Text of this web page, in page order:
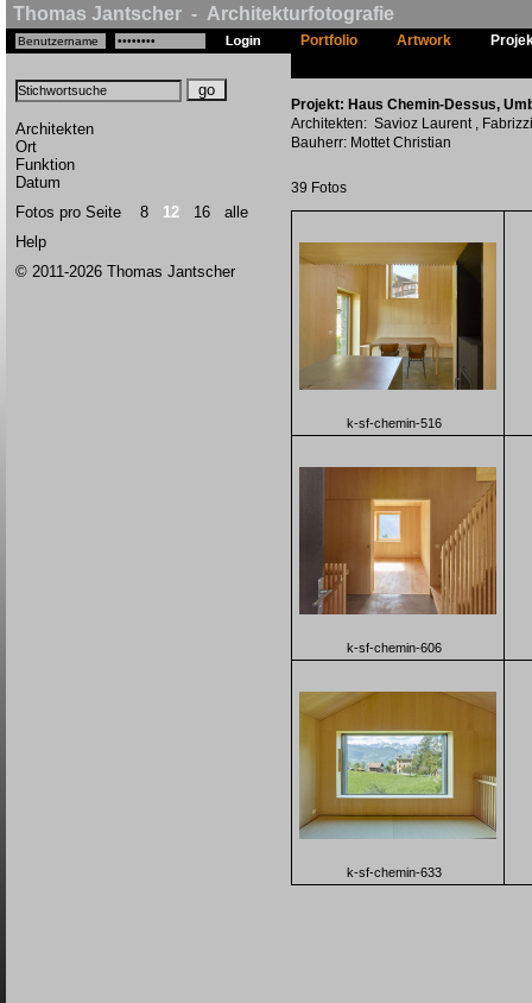
Thomas Jantscher - Architekturfotografie
Architekten
Ort
Funktion
Datum
Fotos pro Seite 8 12 16
alle
Help
© 2011-2026 Thomas Jantscher
Portfolio Artwork
Projekt: Haus Chemin-Dessus,
Architekten: Savioz Laurent ,
Bauherr: Mottet Christian
39 Fotos
k-sf-chemin-516
k-sf-chemin-606
k-sf-chemin-633